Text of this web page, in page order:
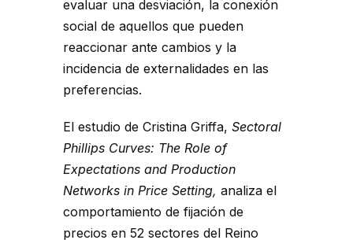
evaluar una desviación, la conexión
social de aquellos que pueden
reaccionar ante cambios y la
incidencia de externalidades en las
preferencias.
El estudio de Cristina Griffa, Sectoral
Phillips Curves: The Role of
Expectations and Production
Networks in Price Setting, analiza el
comportamiento de fijación de
precios en 52 sectores del Reino